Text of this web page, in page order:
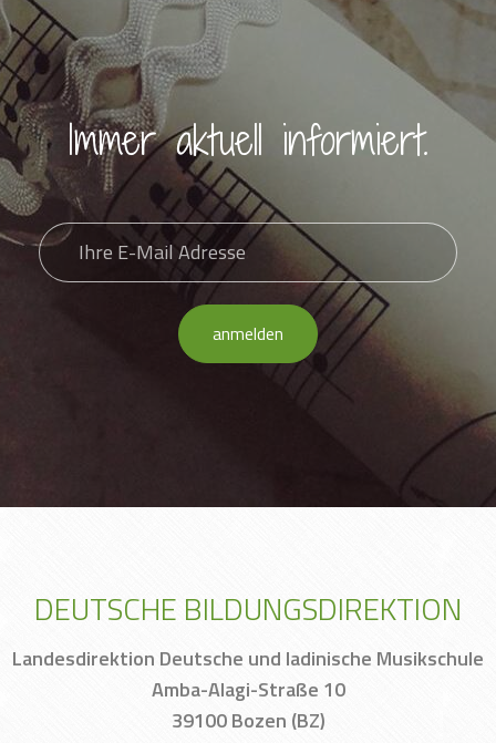
Immer aktuell informiert.
anmelden
DEUTSCHE BILDUNGSDIREKTION
Landesdirektion Deutsche und ladinische Musikschule
Amba-Alagi-Straße 10
39100 Bozen (BZ)